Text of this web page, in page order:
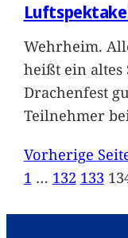
Wehrheim.
heißt ein altes
Drachenfest
Teilnehmer
Vorherige
1 … 132 133